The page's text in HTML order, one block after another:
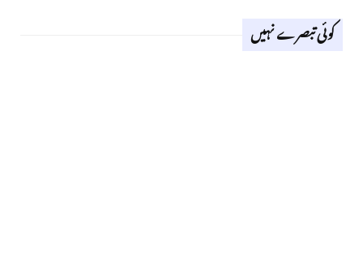
کوئی تبصرے نہیں